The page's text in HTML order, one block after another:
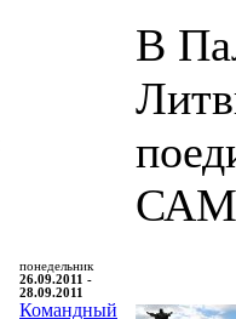
понедельник
26.09.2011 -
28.09.2011
Командный
В